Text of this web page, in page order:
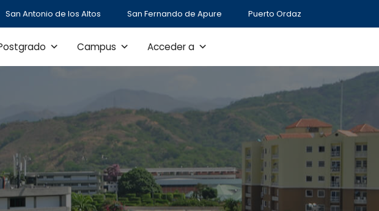
San Antonio de los Altos San Fernando de Apure Puerto Ordaz
Campus Acceder a